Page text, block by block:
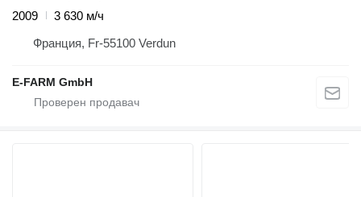
2009
3 630 м/ч
Франция, Fr-55100 Verdun
E-FARM GmbH